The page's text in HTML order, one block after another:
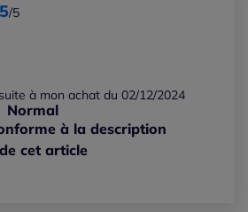
5/5
à mon achat du 02/12/2024
Normal
à la description
cet article